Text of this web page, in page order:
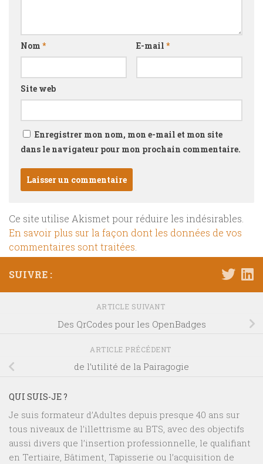
Nom * E-mail *
Site web
Enregistrer mon nom, mon e-mail et mon site
dans le navigateur pour mon prochain commentaire.
Ce site utilise Akismet pour réduire les indésirables.
En savoir plus sur la façon dont les données de vos
commentaires sont traitées.
SUIVRE :
ARTICLE SUIVANT
Des QrCodes pour les OpenBadges
ARTICLE PRÉCÉDENT
de l’utilité de la Pairagogie
QUI SUIS-JE ?
Je suis formateur d’Adultes depuis presque 40 ans sur
tous niveaux de l’illettrisme au BTS, avec des objectifs
aussi divers que l’insertion professionnelle, le qualifiant
en Tertiaire, Bâtiment, Tapisserie ou l’acquisition de